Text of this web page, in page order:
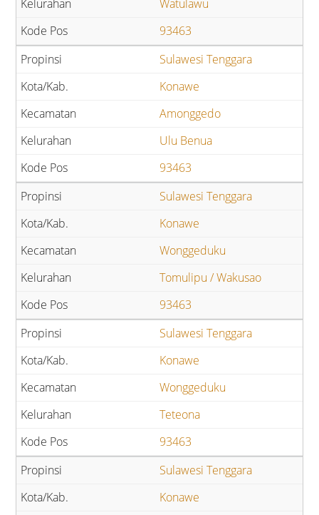
Watulawu
93463
Sulawesi Tenggara
Konawe
Amonggedo
Ulu Benua
93463
Sulawesi Tenggara
Konawe
Wonggeduku
Tomulipu / Wakusao
93463
Sulawesi Tenggara
Konawe
Wonggeduku
Teteona
93463
Sulawesi Tenggara
Konawe